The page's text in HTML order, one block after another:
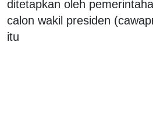
ditetapkan oleh
calon wakil presiden
itu